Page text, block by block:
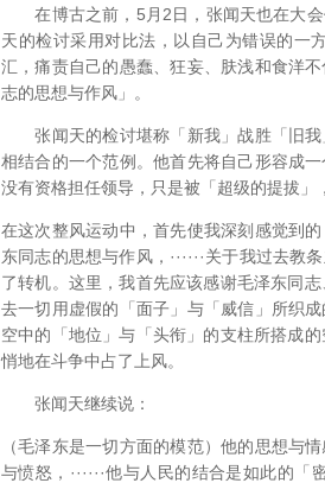
在博古之前，5月2日，张闻天也在大会
天的检讨采用对比法，以自己为错误的一
汇，痛责自己的愚蠢、狂妄、肤浅和食洋
志的思想与作风」。
张闻天的检讨堪称「新我」战胜「旧我
相结合的一个范例。他首先将自己形容成
没有资格担任领导，只是被「超级的提拔」
在这次整风运动中，首先使我深刻感觉到
东同志的思想与作风，······关于我过去
了转机。这里，我首先应该感谢毛泽东同
去一切用虚假的「面子」与「威信」所织
空中的「地位」与「头衔」的支柱所搭成的
悄地在斗争中占了上风。
张闻天继续说：
（毛泽东是一切方面的模范）他的思想与
与愤怒，······他与人民的结合是如此的